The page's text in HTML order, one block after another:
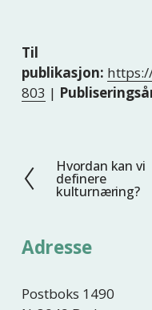
Til
publikasjon:
803 |
F
o
i
e
Hvordan kan vi
definere
kulturnæring?
Adresse
Postboks 1490